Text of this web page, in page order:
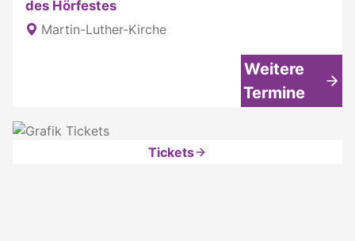
des Hörfestes
Martin-Luther-Kirche
Weitere
Termine
Tickets